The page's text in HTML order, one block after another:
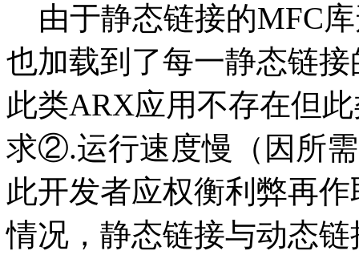
由于静态链接的MFC
也加载到了每一静态链
此类ARX应用不存在但
求②.运行速度慢（因所
此开发者应权衡利弊再
情况，静态链接与动态